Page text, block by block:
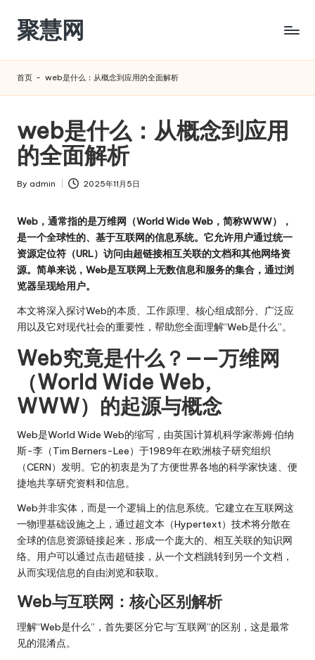
Skip
content
聚慧网
首页 - web是什么：从概念到应用的全面解析
web是什么：从概念到应用
的全面解析
Posted
By admin 2025年11月5日
Web，通常指的是万维网（World Wide Web，简称WWW），
是一个全球性的、基于互联网的信息系统。它允许用户通过统一
资源定位符（URL）访问由超链接相互关联的文档和其他网络资
源。简单来说，Web是互联网上无数信息和服务的集合，通过浏
览器呈现给用户。
本文将深入探讨Web的本质、工作原理、核心组成部分、广泛应
用以及它对现代社会的重要性，帮助您全面理解“Web是什么”。
Web究竟是什么？——万维网
（World Wide Web,
WWW）的起源与概念
Web是World Wide Web的缩写，由英国计算机科学家蒂姆·伯纳
斯-李（Tim Berners-Lee）于1989年在欧洲核子研究组织
（CERN）发明。它的初衷是为了方便世界各地的科学家快速、便
捷地共享研究资料和信息。
Web并非实体，而是一个逻辑上的信息系统。它建立在互联网这
一物理基础设施之上，通过超文本（Hypertext）技术将分散在
全球的信息资源链接起来，形成一个庞大的、相互关联的知识网
络。用户可以通过点击超链接，从一个文档跳转到另一个文档，
从而实现信息的自由浏览和获取。
Web与互联网：核心区别解析
理解“Web是什么”，首先要区分它与“互联网”的区别，这是最常
见的混淆点。